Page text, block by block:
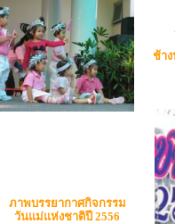
ช้า
ภาพบรรยากาศกิจกรรม
วันแม่แห่งชาติปี 2556